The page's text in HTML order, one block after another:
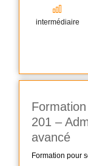
intermédiaire
201 –
avancé
Formation pour